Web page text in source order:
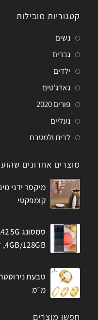
קטגוריות מובילות
נשים
גברים
ילדים
גאדג'טים
פורים 2020
נעליים
לבית ולמטבח
מוצרים אחרונים
מיקסר ידני
קומפקטי
4GB/128GB, דואל סים
מ״מ
חפשו מוצרים